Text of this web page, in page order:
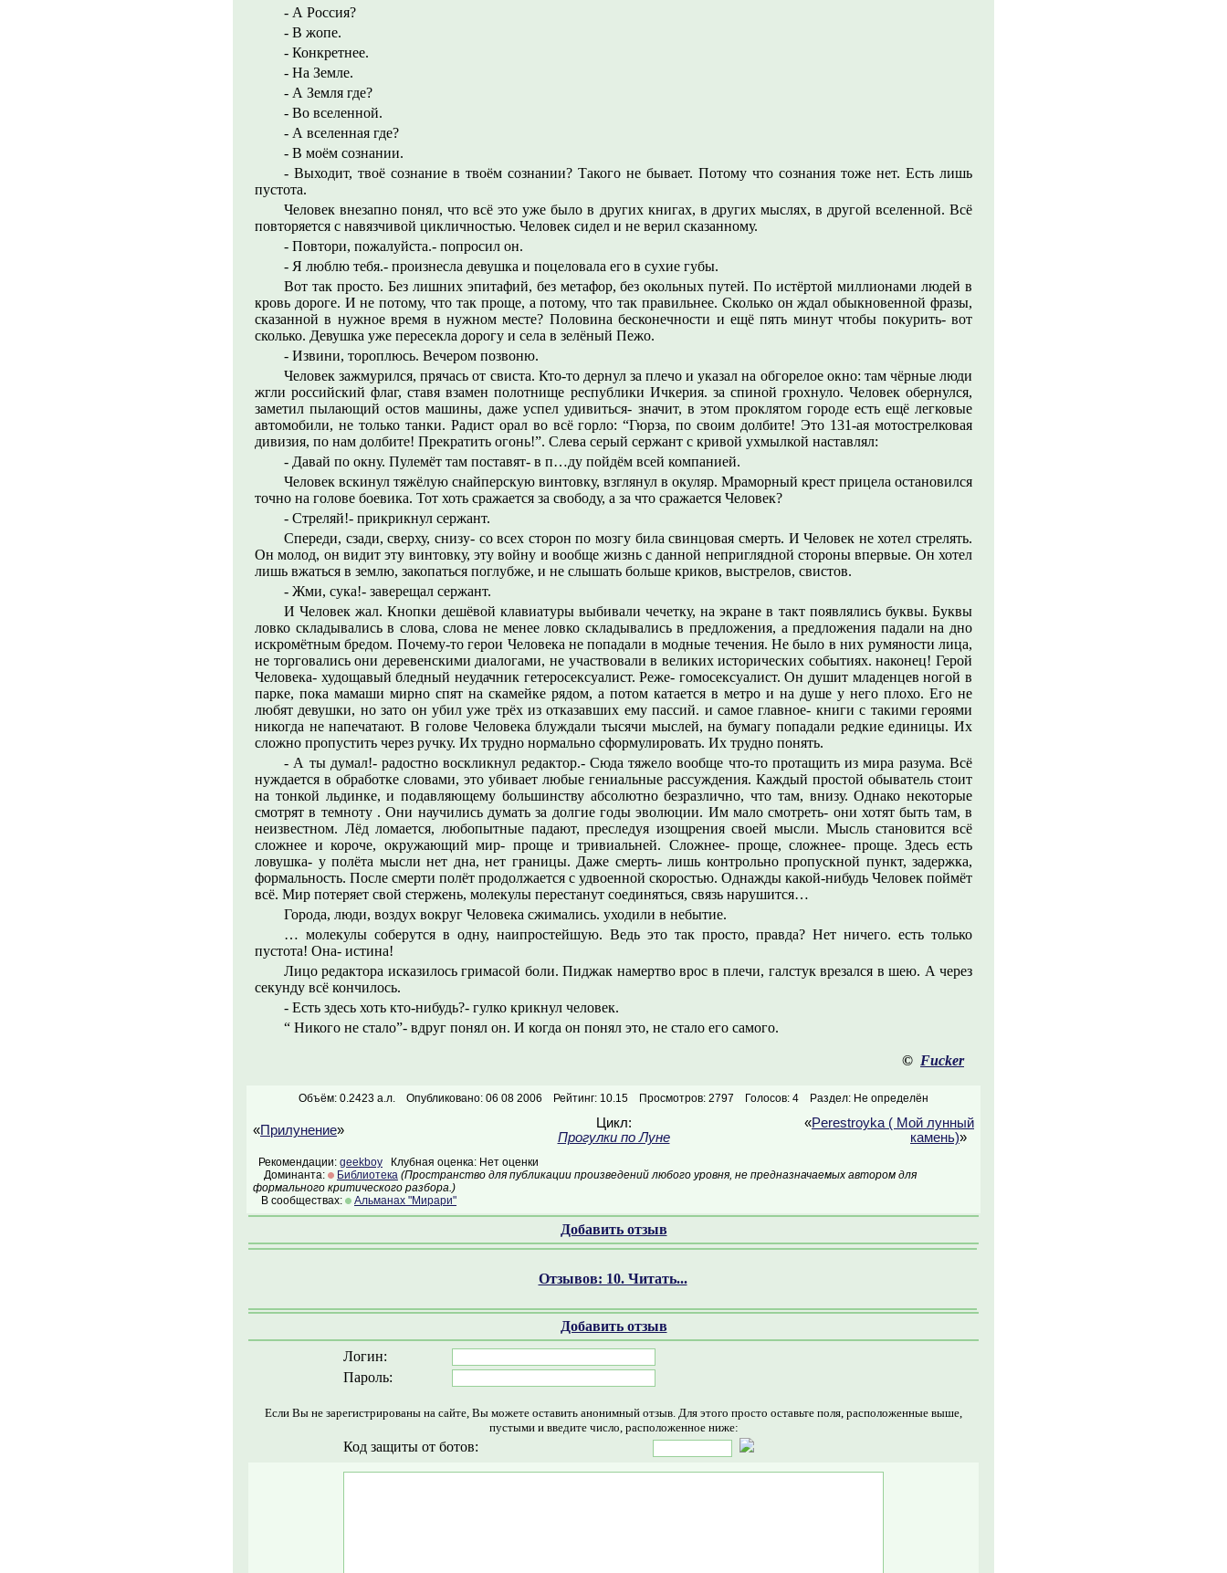
- А Россия?
- В жопе.
- Конкретнее.
- На Земле.
- А Земля где?
- Во вселенной.
- А вселенная где?
- В моём сознании.
- Выходит, твоё сознание в твоём сознании? Такого не бывает. Потому что сознания тоже нет. Есть лишь
пустота.
Человек внезапно понял, что всё это уже было в других книгах, в других мыслях, в другой вселенной. Всё
повторяется с навязчивой цикличностью. Человек сидел и не верил сказанному.
- Повтори, пожалуйста.- попросил он.
- Я люблю тебя.- произнесла девушка и поцеловала его в сухие губы.
Вот так просто. Без лишних эпитафий, без метафор, без окольных путей. По истёртой миллионами людей в
кровь дороге. И не потому, что так проще, а потому, что так правильнее. Сколько он ждал обыкновенной фразы,
сказанной в нужное время в нужном месте? Половина бесконечности и ещё пять минут чтобы покурить- вот
сколько. Девушка уже пересекла дорогу и села в зелёный Пежо.
- Извини, тороплюсь. Вечером позвоню.
Человек зажмурился, прячась от свиста. Кто-то дернул за плечо и указал на обгорелое окно: там чёрные люди
жгли российский флаг, ставя взамен полотнище республики Ичкерия. за спиной грохнуло. Человек обернулся,
заметил пылающий остов машины, даже успел удивиться- значит, в этом проклятом городе есть ещё легковые
автомобили, не только танки. Радист орал во всё горло: “Гюрза, по своим долбите! Это 131-ая мотострелковая
дивизия, по нам долбите! Прекратить огонь!”. Слева серый сержант с кривой ухмылкой наставлял:
- Давай по окну. Пулемёт там поставят- в п…ду пойдём всей компанией.
Человек вскинул тяжёлую снайперскую винтовку, взглянул в окуляр. Мраморный крест прицела остановился
точно на голове боевика. Тот хоть сражается за свободу, а за что сражается Человек?
- Стреляй!- прикрикнул сержант.
Спереди, сзади, сверху, снизу- со всех сторон по мозгу била свинцовая смерть. И Человек не хотел стрелять.
Он молод, он видит эту винтовку, эту войну и вообще жизнь с данной неприглядной стороны впервые. Он хотел
лишь вжаться в землю, закопаться поглубже, и не слышать больше криков, выстрелов, свистов.
- Жми, сука!- заверещал сержант.
И Человек жал. Кнопки дешёвой клавиатуры выбивали чечетку, на экране в такт появлялись буквы. Буквы
ловко складывались в слова, слова не менее ловко складывались в предложения, а предложения падали на дно
искромётным бредом. Почему-то герои Человека не попадали в модные течения. Не было в них румяности лица,
не торговались они деревенскими диалогами, не участвовали в великих исторических событиях. наконец! Герой
Человека- худощавый бледный неудачник гетеросексуалист. Реже- гомосексуалист. Он душит младенцев ногой в
парке, пока мамаши мирно спят на скамейке рядом, а потом катается в метро и на душе у него плохо. Его не
любят девушки, но зато он убил уже трёх из отказавших ему пассий. и самое главное- книги с такими героями
никогда не напечатают. В голове Человека блуждали тысячи мыслей, на бумагу попадали редкие единицы. Их
сложно пропустить через ручку. Их трудно нормально сформулировать. Их трудно понять.
- А ты думал!- радостно воскликнул редактор.- Сюда тяжело вообще что-то протащить из мира разума. Всё
нуждается в обработке словами, это убивает любые гениальные рассуждения. Каждый простой обыватель стоит
на тонкой льдинке, и подавляющему большинству абсолютно безразлично, что там, внизу. Однако некоторые
смотрят в темноту . Они научились думать за долгие годы эволюции. Им мало смотреть- они хотят быть там, в
неизвестном. Лёд ломается, любопытные падают, преследуя изощрения своей мысли. Мысль становится всё
сложнее и короче, окружающий мир- проще и тривиальней. Сложнее- проще, сложнее- проще. Здесь есть
ловушка- у полёта мысли нет дна, нет границы. Даже смерть- лишь контрольно пропускной пункт, задержка,
формальность. После смерти полёт продолжается с удвоенной скоростью. Однажды какой-нибудь Человек поймёт
всё. Мир потеряет свой стержень, молекулы перестанут соединяться, связь нарушится…
Города, люди, воздух вокруг Человека сжимались. уходили в небытие.
… молекулы соберутся в одну, наипростейшую. Ведь это так просто, правда? Нет ничего. есть только
пустота! Она- истина!
Лицо редактора исказилось гримасой боли. Пиджак намертво врос в плечи, галстук врезался в шею. А через
секунду всё кончилось.
- Есть здесь хоть кто-нибудь?- гулко крикнул человек.
“ Никого не стало”- вдруг понял он. И когда он понял это, не стало его самого.
© Fucker
Объём: 0.2423 а.л. Опубликовано: 06 08 2006 Рейтинг: 10.15 Просмотров: 2797 Голосов: 4 Раздел: Не определён
«Прилунение»
Цикл:
Прогулки по Луне
«Perestroyka ( Мой лунный
камень)»
Рекомендации: geekboy Клубная оценка: Нет оценки
Доминанта:
Библиотека (Пространство для публикации произведений любого уровня, не предназначаемых автором для
формального критического разбора.)
В сообществах:
Альманах "Мирари"
Добавить отзыв
Отзывов: 10. Читать...
Добавить отзыв
Логин:
Пароль:
Если Вы не зарегистрированы на сайте, Вы можете оставить анонимный отзыв. Для этого просто оставьте поля, расположенные выше,
пустыми и введите число, расположенное ниже:
Код защиты от ботов: